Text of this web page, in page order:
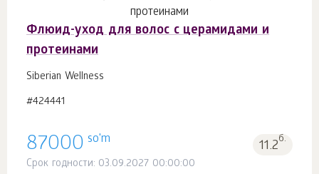
Флюид-уход для волос с церамидами и
протеинами
Siberian Wellness
#424441
87000 so'm 11.2б.
Срок годности: 03.09.2027 00:00:00